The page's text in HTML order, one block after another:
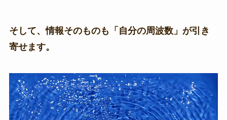
そして、情報そのものも「自分の周波数」が引き
寄せます。